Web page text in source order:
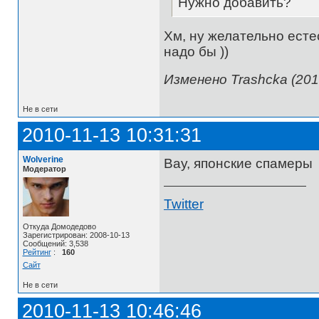
Хм, ну желательно
надо бы ))
Изменено Trashcka
Не в сети
2010-11-13 10:31:31
Wolverine
Модератор
Откуда Домодедово
Зарегистрирован: 2008-10-13
Сообщений: 3,538
Рейтинг: 160
Сайт
Вау, японские спамеры
Twitter
Не в сети
2010-11-13 10:46:46